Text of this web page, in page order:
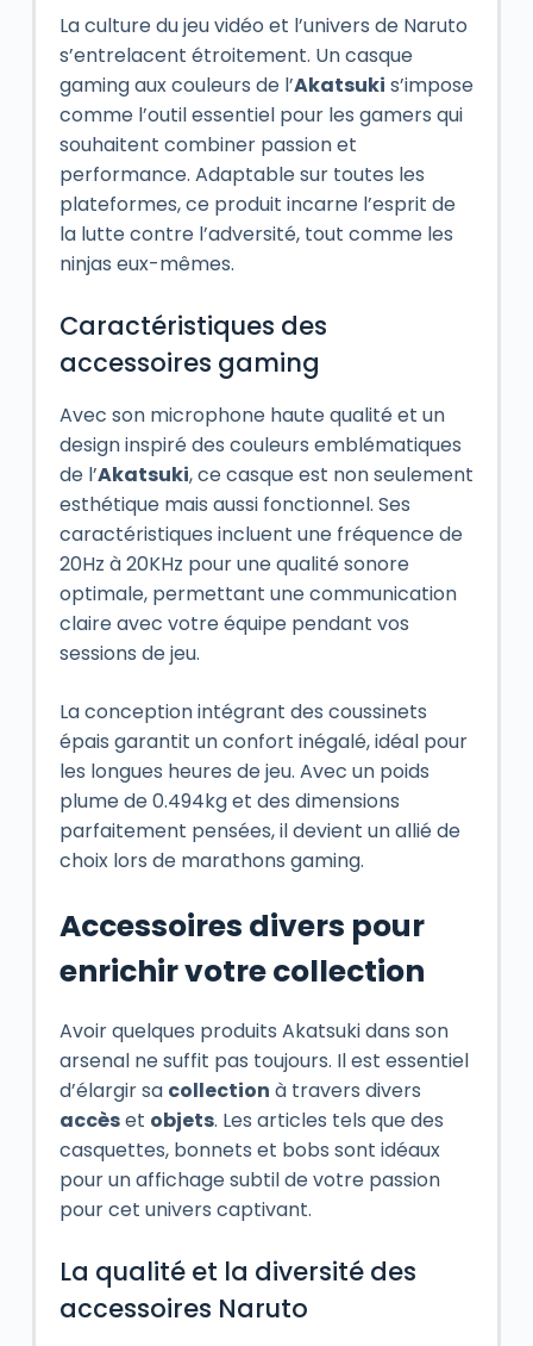
La culture du jeu vidéo et l’univers de Naruto
s’entrelacent étroitement. Un casque
gaming aux couleurs de l’Akatsuki s’impose
comme l’outil essentiel pour les gamers qui
souhaitent combiner passion et
performance. Adaptable sur toutes les
plateformes, ce produit incarne l’esprit de
la lutte contre l’adversité, tout comme les
ninjas eux-mêmes.
Caractéristiques des
accessoires gaming
Avec son microphone haute qualité et un
design inspiré des couleurs emblématiques
de l’Akatsuki, ce casque est non seulement
esthétique mais aussi fonctionnel. Ses
caractéristiques incluent une fréquence de
20Hz à 20KHz pour une qualité sonore
optimale, permettant une communication
claire avec votre équipe pendant vos
sessions de jeu.
La conception intégrant des coussinets
épais garantit un confort inégalé, idéal pour
les longues heures de jeu. Avec un poids
plume de 0.494kg et des dimensions
parfaitement pensées, il devient un allié de
choix lors de marathons gaming.
Accessoires divers pour
enrichir votre collection
Avoir quelques produits Akatsuki dans son
arsenal ne suffit pas toujours. Il est essentiel
d’élargir sa collection à travers divers
accèset objets. Les articles tels que des
casquettes, bonnets et bobs sont idéaux
pour un affichage subtil de votre passion
pour cet univers captivant.
La qualité et la diversité des
accessoires Naruto